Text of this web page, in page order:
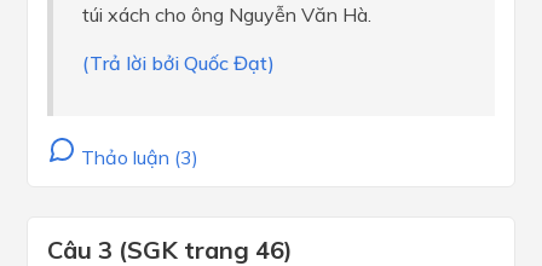
túi xách cho ông Nguyễn Văn Hà.
(Trả lời bởi Quốc Đạt)
Thảo luận (3)
Câu 3 (SGK trang 46)